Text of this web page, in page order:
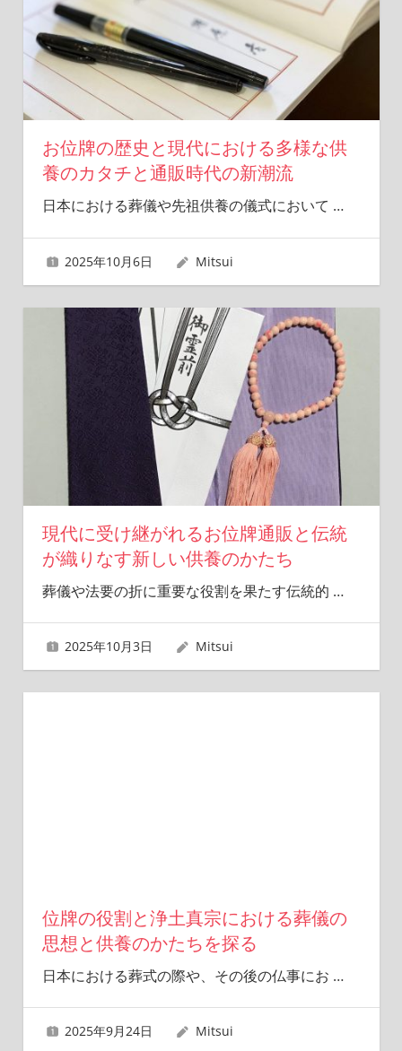
お位牌の歴史と現代における多様な供
養のカタチと通販時代の新潮流
日本における葬儀や先祖供養の儀式において …
2025年10月6日 Mitsui
現代に受け継がれるお位牌通販と伝統
が織りなす新しい供養のかたち
葬儀や法要の折に重要な役割を果たす伝統的 …
2025年10月3日 Mitsui
位牌の役割と浄土真宗における葬儀の
思想と供養のかたちを探る
日本における葬式の際や、その後の仏事にお …
2025年9月24日 Mitsui